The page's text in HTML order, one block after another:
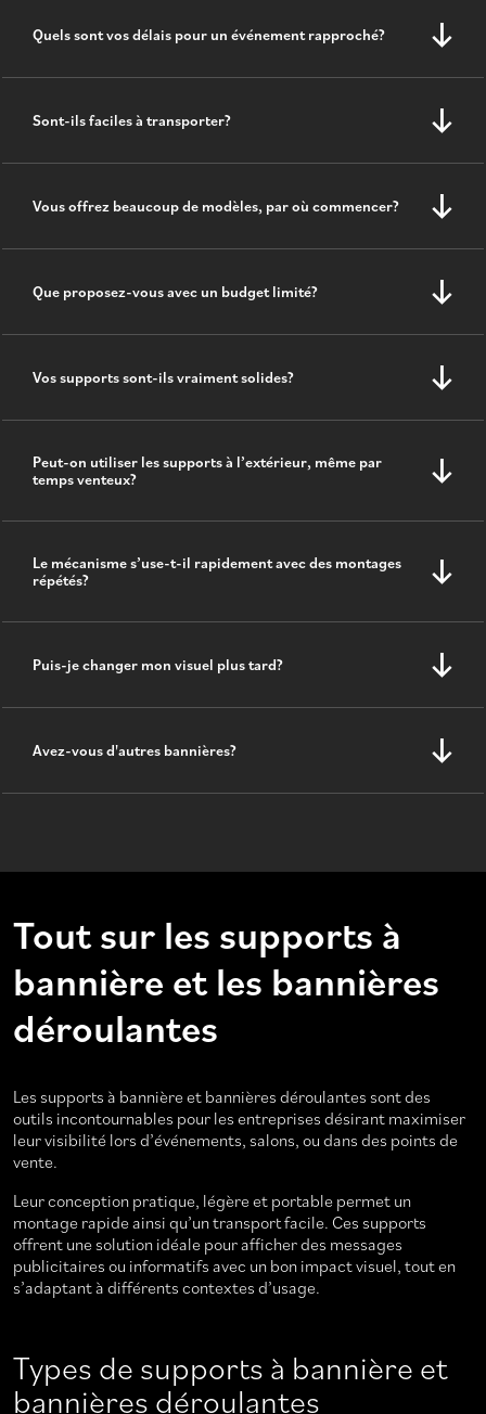
Quels sont vos délais pour un événement rapproché?
Sont-ils faciles à transporter?
Vous offrez beaucoup de modèles, par où commencer?
Que proposez-vous avec un budget limité?
Vos supports sont-ils vraiment solides?
Peut-on utiliser les supports à l’extérieur, même par
temps venteux?
Le mécanisme s’use-t-il rapidement avec des montages
répétés?
Puis-je changer mon visuel plus tard?
Avez-vous d'autres bannières?
Tout sur les supports à
bannière et les bannières
déroulantes
Les supports à bannière et bannières déroulantes sont des
outils incontournables pour les entreprises désirant maximiser
leur visibilité lors d’événements, salons, ou dans des points de
vente.
Leur conception pratique, légère et portable permet un
montage rapide ainsi qu’un transport facile. Ces supports
offrent une solution idéale pour afficher des messages
publicitaires ou informatifs avec un bon impact visuel, tout en
s’adaptant à différents contextes d’usage.
Types de supports à bannière et
bannières déroulantes